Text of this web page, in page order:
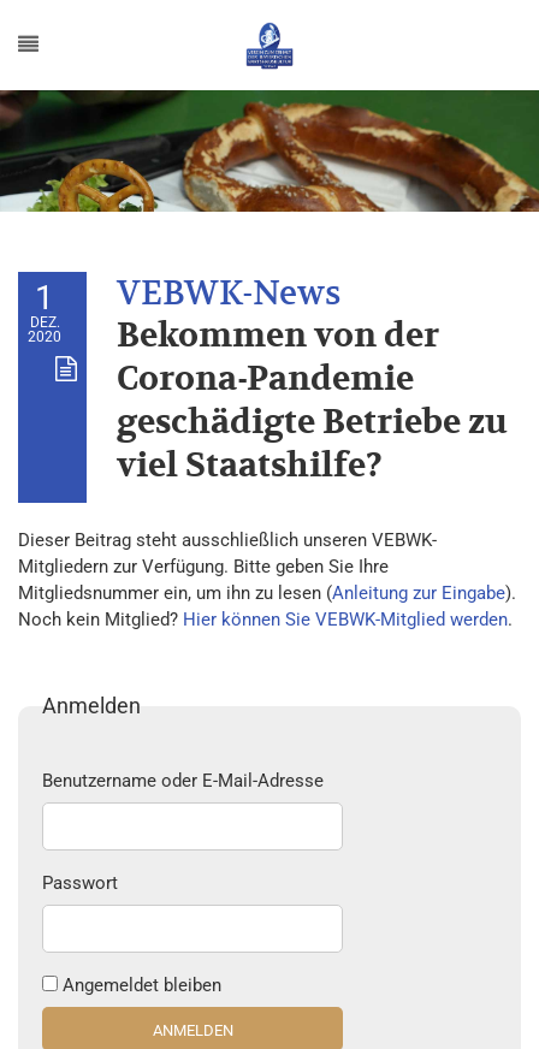
1
DEZ.
2020
Bekommen von der
Corona-Pandemie
geschädigte Betriebe zu
viel Staatshilfe?
Dieser Beitrag steht ausschließlich unseren VEBWK-
Mitgliedern zur Verfügung. Bitte geben Sie Ihre
Mitgliedsnummer ein, um ihn zu lesen (Anleitung zur Eingabe).
Noch kein Mitglied? Hier können Sie VEBWK-Mitglied werden.
Anmelden
Benutzername oder E-Mail-Adresse
Passwort
Angemeldet bleiben